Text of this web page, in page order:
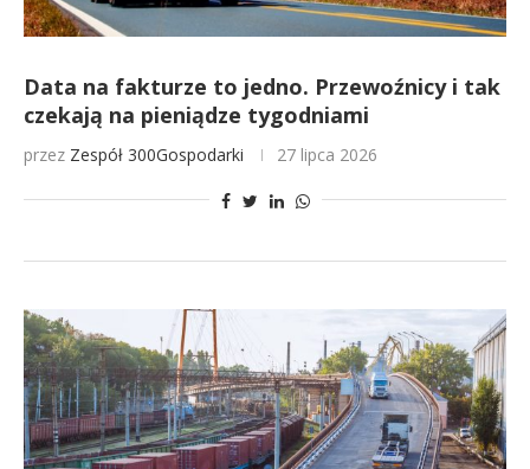
Data na fakturze to jedno. Przewoźnicy i tak
czekają na pieniądze tygodniami
przez Zespół 300Gospodarki 27 lipca 2026